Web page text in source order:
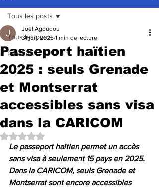
Tous les posts
Politique
Tous les posts
Passeport haïtien
2025 : seuls Grenade
et Montserrat
accessibles sans visa
dans la CARICOM
Joel Agoudou
31 juil. 2025 1 min de lecture
Noté NaN étoiles sur 5.
Le passeport haïtien permet un accès
sans visa à seulement 15 pays en 2025.
Dans la CARICOM, seuls Grenade et
Montserrat sont encore accessibles